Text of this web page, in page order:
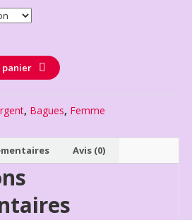
panier
, Bagues, Femme
Avis (0)